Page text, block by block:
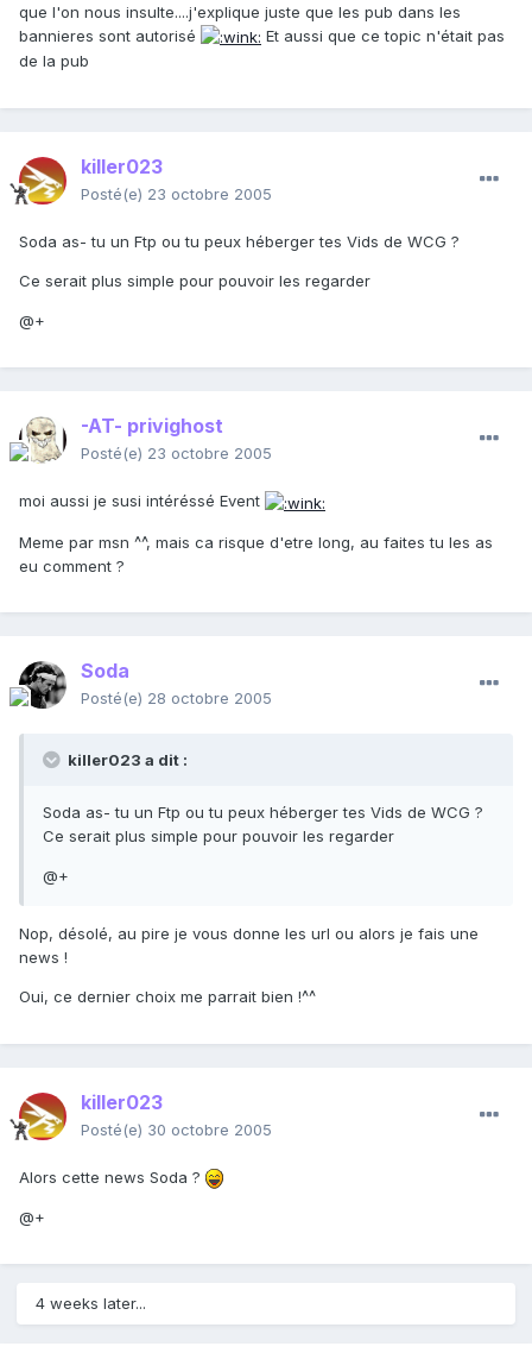
que l'on nous insulte....j'explique juste que les pub dans les
bannieres sont autorisé
Et aussi que ce topic n'était pas
de la pub
killer023
Posté(e) 23 octobre 2005
Soda as- tu un Ftp ou tu peux héberger tes Vids de WCG ?
Ce serait plus simple pour pouvoir les regarder
@+
-AT- privighost
Posté(e) 23 octobre 2005
moi aussi je susi intéréssé Event
Meme par msn ^^, mais ca risque d'etre long, au faites tu les as
eu comment ?
Soda
Posté(e) 28 octobre 2005
killer023 a dit :
Soda as- tu un Ftp ou tu peux héberger tes Vids de WCG ?
Ce serait plus simple pour pouvoir les regarder
@+
Nop, désolé, au pire je vous donne les url ou alors je fais une
news !
Oui, ce dernier choix me parrait bien !^^
killer023
Posté(e) 30 octobre 2005
Alors cette news Soda ?
@+
4 weeks later...